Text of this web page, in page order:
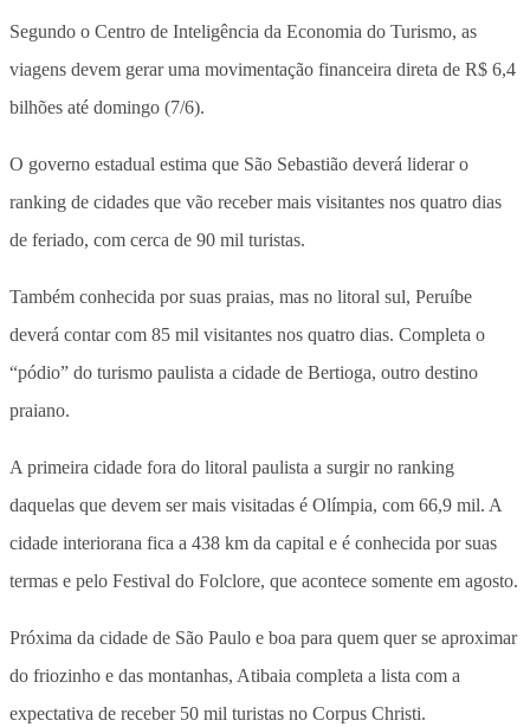
Segundo o Centro de Inteligência da Economia do Turismo, as
viagens devem gerar uma movimentação financeira direta de R$ 6,4
bilhões até domingo (7/6).
O governo estadual estima que São Sebastião deverá liderar o
ranking de cidades que vão receber mais visitantes nos quatro dias
de feriado, com cerca de 90 mil turistas.
Também conhecida por suas praias, mas no litoral sul, Peruíbe
deverá contar com 85 mil visitantes nos quatro dias. Completa o
“pódio” do turismo paulista a cidade de Bertioga, outro destino
praiano.
A primeira cidade fora do litoral paulista a surgir no ranking
daquelas que devem ser mais visitadas é Olímpia, com 66,9 mil. A
cidade interiorana fica a 438 km da capital e é conhecida por suas
termas e pelo Festival do Folclore, que acontece somente em agosto.
Próxima da cidade de São Paulo e boa para quem quer se aproximar
do friozinho e das montanhas, Atibaia completa a lista com a
expectativa de receber 50 mil turistas no Corpus Christi.